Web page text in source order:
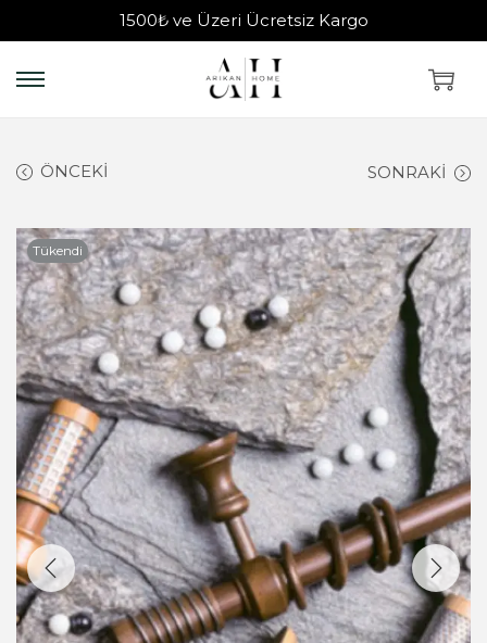
1500₺ ve Üzeri Ücretsiz Kargo
ÖNCEKI SONRAKI
Tükendi